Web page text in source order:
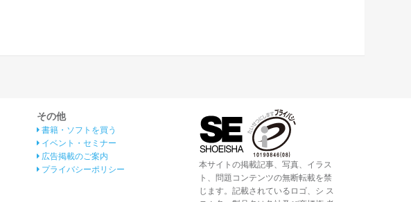
その他
書籍・ソフトを買う
イベント・セミナー
広告掲載のご案内
プライバシーポリシー
本サイトの掲載記事、写真、イラス
ト、問題コンテンツの無断転載を禁
じます。記載されているロゴ、シ ス